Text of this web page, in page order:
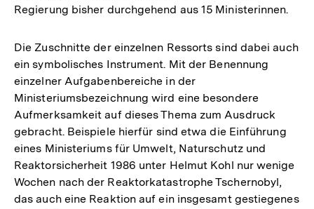
Regierung bisher durchgehend aus 15 Ministerinnen.
Die Zuschnitte der einzelnen Ressorts sind dabei auch
ein symbolisches Instrument. Mit der Benennung
einzelner Aufgabenbereiche in der
Ministeriumsbezeichnung wird eine besondere
Aufmerksamkeit auf dieses Thema zum Ausdruck
gebracht. Beispiele hierfür sind etwa die Einführung
eines Ministeriums für Umwelt, Naturschutz und
Reaktorsicherheit 1986 unter Helmut Kohl nur wenige
Wochen nach der Reaktorkatastrophe Tschernobyl,
das auch eine Reaktion auf ein insgesamt gestiegenes